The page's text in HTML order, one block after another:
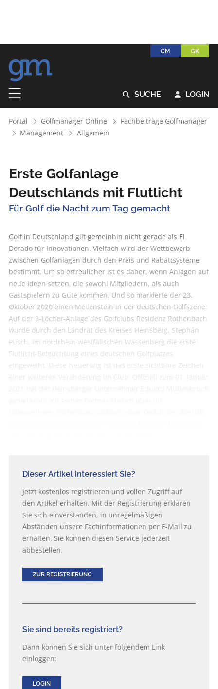
GM GK
 SUCHE  LOGIN
Portal Golfmanager Online
Fachbeiträge Golfmanager
Management
Allgemein
Erste Golfanlage
Deutschlands mit Flutlicht
Für Golf die Nacht zum Tag gemacht
Golf in Deutschland gilt gemeinhin nicht gerade als El
Dorado für Innovationen. Vielfach wird der Wettbewerb
zwischen Golfanlagen durch den Preis und Rabattsysteme
bestimmt. Um so erfreulicher ist es daher, wenn Anlagen auf
neue Ideen setzen, die sowohl Mitgliedern, als auch
Gastspielern zu Gute kommen. Und so markierte der 23.
Oktober 2020 einen Meilenstein in der deutschen Golfszene:
Auf der 9-Löcher-Anlage des Golfclubs Residenz Rothenbach
wurde durch den Landrat des Kreises Heinsberg, Stephan
Pusch, im nordrhein-westfälischen Wassenberg die erste
Flutlicht-Beleuchtung eines deutschen Golfplatzes
eingeweiht. Diese Neuerung ist das erste sichtbare Zeichen
Dieser Artikel interessiert Sie?
Jetzt kostenlos registrieren und vollen Zugriff auf
den Artikel erhalten. Mit der Registrierung erklären
Sie sich einverstanden, in unregelmäßigen
Abständen unsere Fachinformationen per E-Mail zu
erhalten. Sie können diesen Service jederzeit
abbestellen.
ZUR REGISTRIERUNG
Sie sind bereits registriert?
Dann können Sie sich unter folgendem Link
einloggen:
LOGIN